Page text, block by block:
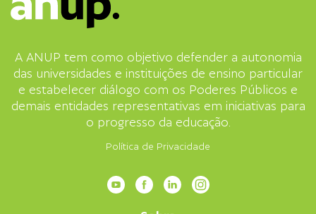
A ANUP tem como objetivo defender a autonomia
das universidades e instituições de ensino particular
e estabelecer diálogo com os Poderes Públicos e
demais entidades representativas em iniciativas para
o progresso da educação.
Política de Privacidade